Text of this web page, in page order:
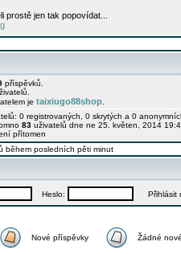
prostě jen tak popovídat...
příspěvků.
je taixiugo88shop
0 registrovaných, 0 skrytých a 0
83 uživatelů dne ne 25. květen, 2014
přítomen
během posledních pěti minut
Heslo: Přihlásit
Nové příspěvky Žádné